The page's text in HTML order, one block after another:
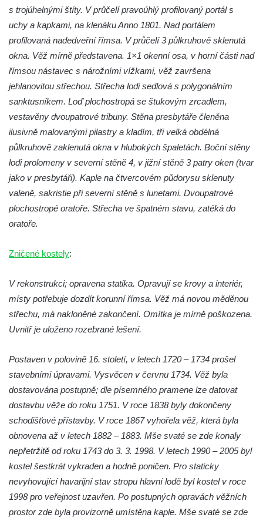
Kostel Nalezení svatého Kříže ve Frýdlantu
Kostel Krista Spasitele ve Frýdlantu
Kaple Getsemanské zahrady na křížové
cestě na Křížovém vrchu ve Frýdlantu
Kaple Božího hrobu na Křížové cestě na
Křížovém vrchu ve Frýdlantu
Poustevna na Křížové cestě na Křížovém
vrchu ve Frýdlantu
Kostel Nanebevzetí Panny Marie ve
Slunečné
Kostel Jména Panny Marie v Sepekově
Kostel svatých Petra a Pavla v Růžové
Kostel svaté Kateřiny Alexandrijské v
Krásně
Kostel Božího Těla v Kraslicích
Kostel svaté Maří Magdalény v Karlových
Kaple Panny Marie pod hradem Přimda
Kaple Panny Marie v Kunčicích nad Labem
Hrobová kaple na hřbitově v Rychnově u
Jablonce nad Nisou
Márnice/hřbitovní kaple na hřbitově v
Rychnově u Jablonce nad Nisou
Výklenková kaple u rozcestí u domu čp. 42
v Krásné u Pěnčína
Márnice na hřbitově v Krásné u Pěnčína
s trojúhelnými štíty. V průčelí pravoúhlý profilovaný portál s
uchy a kapkami, na klenáku Anno 1801. Nad portálem
profilovaná nadedveřní římsa. V průčelí 3 půlkruhově sklenutá
okna. Věž mírně představena. 1×1 okenní osa, v horní části nad
římsou nástavec s nárožními vížkami, věž završena
jehlanovitou střechou. Střecha lodi sedlová s polygonálním
sanktusníkem. Loď plochostropá se štukovým zrcadlem,
vestavěny dvoupatrové tribuny. Stěna presbytáře členěna
ilusivně malovanými pilastry a kladím, tři velká obdélná
půlkruhově zaklenutá okna v hlubokých špaletách. Boční stěny
lodi prolomeny v severní stěně 4, v jižní stěně 3 patry oken (tvar
jako v presbytáři). Kaple na čtvercovém půdorysu sklenuty
valeně, sakristie při severní stěně s lunetami. Dvoupatrové
plochostropé oratoře. Střecha ve špatném stavu, zatéká do
oratoře.
Zničené kostely:
V rekonstrukci; opravena statika. Opravují se krovy a interiér,
místy potřebuje dozdít korunní římsa. Věž má novou měděnou
střechu, má nakloněné zakončení. Omítka je mírně poškozena.
Uvnitř je uloženo rozebrané lešení.
Postaven v polovině 16. století, v letech 1720 – 1734 prošel
stavebními úpravami. Vysvěcen v červnu 1734. Věž byla
dostavována postupně; dle písemného pramene lze datovat
dostavbu věže do roku 1751. V roce 1838 byly dokončeny
schodišťové přístavby. V roce 1867 vyhořela věž, která byla
obnovena až v letech 1882 – 1883. Mše svaté se zde konaly
nepřetržitě od roku 1743 do 3. 3. 1998. V letech 1990 – 2005 byl
kostel šestkrát vykraden a hodně poničen. Pro staticky
nevyhovující havarijní stav stropu hlavní lodě byl kostel v roce
1998 pro veřejnost uzavřen. Po postupných opravách věžních
prostor zde byla provizorně umístěna kaple. Mše svaté se zde